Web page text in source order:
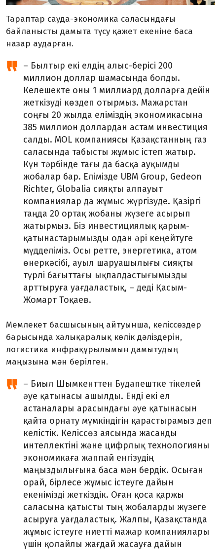
Тараптар сауда-экономика саласындағы
байланысты дамыта түсу қажет екеніне баса
назар аударған.
– Былтыр екі елдің алыс-берісі 200
миллион доллар шамасында болды.
Келешекте оны 1 миллиард долларға дейін
жеткізуді көздеп отырмыз. Мажарстан
соңғы 20 жылда еліміздің экономикасына
385 миллион доллардан астам инвестиция
салды. MOL компаниясы Қазақстанның газ
саласында табысты жұмыс істеп жатыр.
Күн тәрбінде тағы да басқа ауқымды
жобалар бар. Елімізде UBM Group, Gedeon
Richter, Globalia сияқты алпауыт
компаниялар да жұмыс жүргізуде. Қазіргі
таңда 20 ортақ жобаны жүзеге асырып
жатырмыз. Біз инвестициялық қарым-
қатынастарымызды одан әрі кеңейтуге
мүдделіміз. Осы ретте, энергетика, атом
өнеркәсібі, ауыл шаруашылығы сияқты
түрлі бағыттағы ықпалдастығымызды
арттыруға уағдаластық, – деді Қасым-
Жомарт Тоқаев.
Мемлекет басшысының айтуынша, келіссөздер
барысында халықаралық көлік дәліздерін,
логистика инфрақұрылымын дамытудың
маңызына мән берілген.
– Биыл Шымкенттен Будапештке тікелей
әуе қатынасы ашылды. Енді екі ел
астаналары арасындағы әуе қатынасын
қайта орнату мүмкіндігін қарастырамыз деп
келістік. Келіссөз аясында жасанды
интеллектіні және цифрлық технологияны
экономикаға жаппай енгізудің
маңыздылығына баса мән бердік. Осыған
орай, бірлесе жұмыс істеуге дайын
екенімізді жеткіздік. Оған қоса қаржы
саласына қатысты тың жобаларды жүзеге
асыруға уағдаластық. Жалпы, Қазақстанда
жұмыс істеуге ниетті мажар компаниялары
үшін қолайлы жағдай жасауға дайын